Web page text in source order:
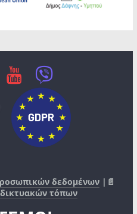
δεδομένων |📄
τόπων